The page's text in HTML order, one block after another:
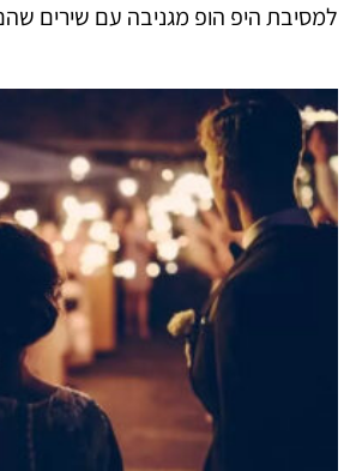
למסיבת היפ הופ מגניבה עם שירים